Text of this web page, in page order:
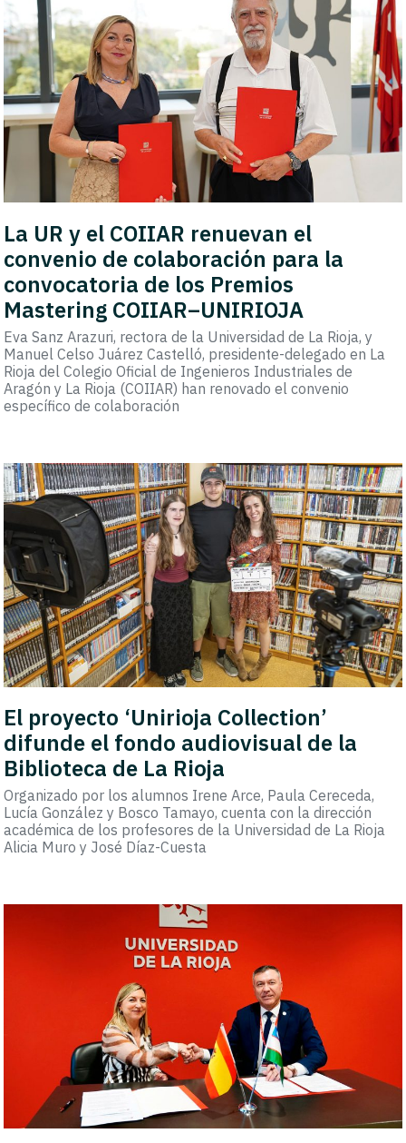
La UR y el COIIAR renuevan el
convenio de colaboración para la
convocatoria de los Premios
Mastering COIIAR–UNIRIOJA
Eva Sanz Arazuri, rectora de la Universidad de La Rioja, y
Manuel Celso Juárez Castelló, presidente-delegado en La
Rioja del Colegio Oficial de Ingenieros Industriales de
Aragón y La Rioja (COIIAR) han renovado el convenio
específico de colaboración
El proyecto ‘Unirioja Collection’
difunde el fondo audiovisual de la
Biblioteca de La Rioja
Organizado por los alumnos Irene Arce, Paula Cereceda,
Lucía González y Bosco Tamayo, cuenta con la dirección
académica de los profesores de la Universidad de La Rioja
Alicia Muro y José Díaz-Cuesta